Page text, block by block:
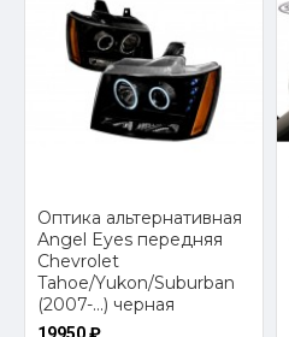
Оптика альтернативная
Angel Eyes передняя
Chevrolet
Tahoe/Yukon/Suburban
(2007-...) черная